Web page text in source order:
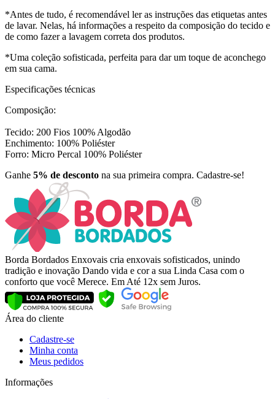
*Antes de tudo, é recomendável ler as instruções das etiquetas antes
de lavar. Nelas, há informações a respeito da composição do tecido e
de como fazer a lavagem correta dos produtos.
*Uma coleção sofisticada, perfeita para dar um toque de aconchego
em sua cama.
Especificações técnicas
Composição:
Tecido: 200 Fios 100% Algodão
Enchimento: 100% Poliéster
Forro: Micro Percal 100% Poliéster
Ganhe 5% de desconto na sua primeira compra. Cadastre-se!
Borda Bordados Enxovais cria enxovais sofisticados, unindo
tradição e inovação Dando vida e cor a sua Linda Casa com o
conforto que você Merece. Em Até 12x sem Juros.
Área do cliente
Cadastre-se
Minha conta
Meus pedidos
Informações